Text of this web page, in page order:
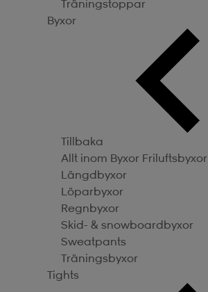
Träningstoppar
Byxor
Tillbaka
Allt inom Byxor Friluftsbyxor
Längdbyxor
Löparbyxor
Regnbyxor
Skid- & snowboardbyxor
Sweatpants
Träningsbyxor
Tights